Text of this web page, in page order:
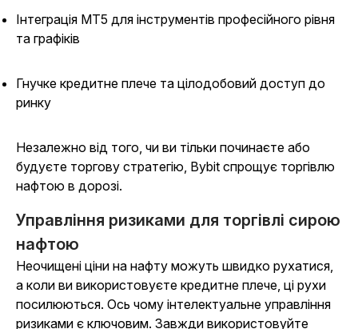
Інтеграція MT5 для інструментів професійного рівня
та графіків
Гнучке кредитне плече та цілодобовий доступ до
ринку
Незалежно від того, чи ви тільки починаєте або
будуєте торгову стратегію, Bybit спрощує торгівлю
нафтою в дорозі.
Управління ризиками для торгівлі сирою
нафтою
Неочищені ціни на нафту можуть швидко рухатися,
а коли ви використовуєте кредитне плече, ці рухи
посилюються. Ось чому інтелектуальне управління
ризиками є ключовим. Завжди використовуйте